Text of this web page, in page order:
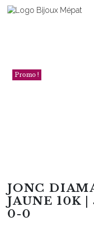
Promo !
JONC
JAUNE 10K
0-0